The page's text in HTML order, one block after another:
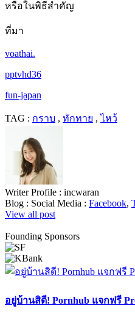
หรือในพิธีสำคัญ
ที่มา
voathai.
pptvhd36
fun-japan
TAG : กราบ , ทักทาย ,ไหว้
Writer Profile : incwaran
Blog : Social Media : Facebook,
View all post
Founding Sponsors
อยู่บ้านสิดี! Pornhub แจกฟรี